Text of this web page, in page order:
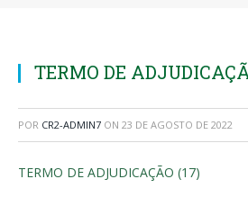
TERMO DE
POR CR2-ADMIN7 ON 23 DE AGOSTO DE 2022
TERMO DE ADJUDICAÇÃO (17)